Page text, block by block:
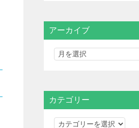
アーカイブ
カテゴリー
カ